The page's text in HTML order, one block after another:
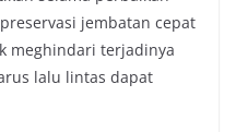
jembatan cepat
meghindari terjadinya
lalu lintas dapat